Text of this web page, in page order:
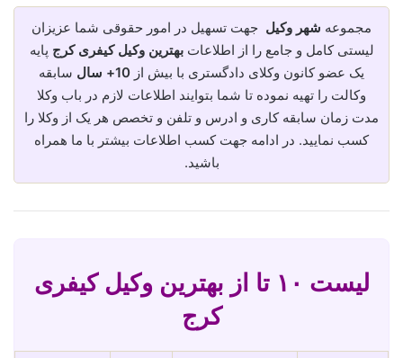
مجموعه شهر وکیل جهت تسهیل در امور حقوقی شما عزیزان
لیستی کامل و جامع را از اطلاعاتبهترین وکیل کیفری کرج پایه
یک عضو کانون وکلای دادگستری با بیش از 10+ سال
سابقه
وکالت را تهیه نموده تا شما بتوایند اطلاعات لازم در باب وکلا
مدت زمان سابقه کاری و ادرس و تلفن و تخصص هر یک از وکلا را
کسب نمایید. در ادامه جهت کسب اطلاعات بیشتر با ما همراه
باشید.
لیست ۱۰ تا از بهترین وکیل کیفری
کرج